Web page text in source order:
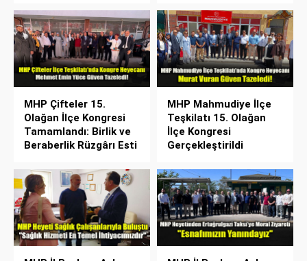
MHP Çifteler 15.
Olağan İlçe Kongresi
Tamamlandı: Birlik ve
Beraberlik Rüzgârı Esti
MHP Mahmudiye İlçe
Teşkilatı 15. Olağan
İlçe Kongresi
Gerçekleştirildi